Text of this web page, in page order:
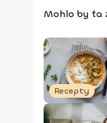
Mohlo by ťa
Recepty